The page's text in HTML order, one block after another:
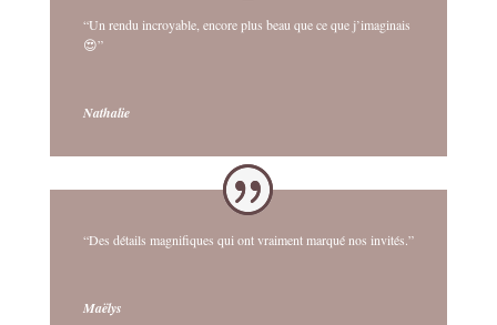
“Un rendu incroyable, encore plus beau que ce que j’imaginais
😍”
Nathalie
“Des détails magnifiques qui ont vraiment marqué nos invités.”
Maëlys